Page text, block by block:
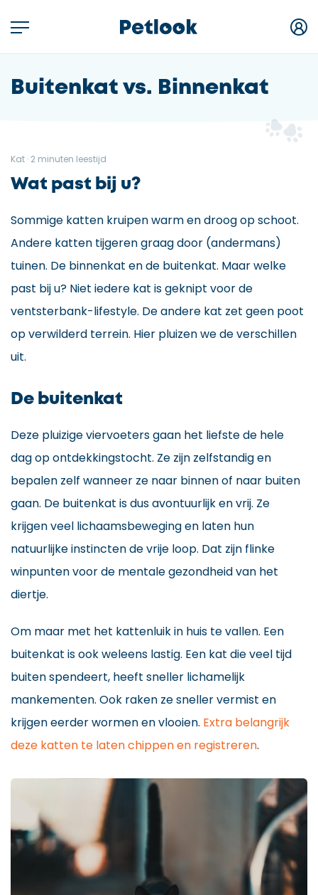
Buitenkat vs. Binnenkat
Kat · 2 minuten leestijd
Wat past bij u?
Sommige katten kruipen warm en droog op schoot.
Andere katten tijgeren graag door (andermans)
tuinen. De binnenkat en de buitenkat. Maar welke
past bij u? Niet iedere kat is geknipt voor de
ventsterbank-lifestyle. De andere kat zet geen poot
op verwilderd terrein. Hier pluizen we de verschillen
uit.
De buitenkat
Deze pluizige viervoeters gaan het liefste de hele
dag op ontdekkingstocht. Ze zijn zelfstandig en
bepalen zelf wanneer ze naar binnen of naar buiten
gaan. De buitenkat is dus avontuurlijk en vrij. Ze
krijgen veel lichaamsbeweging en laten hun
natuurlijke instincten de vrije loop. Dat zijn flinke
winpunten voor de mentale gezondheid van het
diertje.
Om maar met het kattenluik in huis te vallen. Een
buitenkat is ook weleens lastig. Een kat die veel tijd
buiten spendeert, heeft sneller lichamelijk
mankementen. Ook raken ze sneller vermist en
krijgen eerder wormen en vlooien. Extra belangrijk
deze katten te laten chippen en registreren.